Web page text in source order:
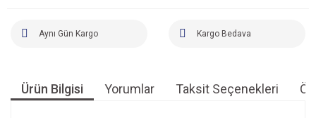
Aynı Gün Kargo Kargo Bedava
Ürün Bilgisi Yorumlar Taksit Seçenekleri